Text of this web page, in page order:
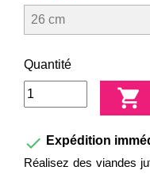
Quantité

 Expédition
Réalisez des viandes